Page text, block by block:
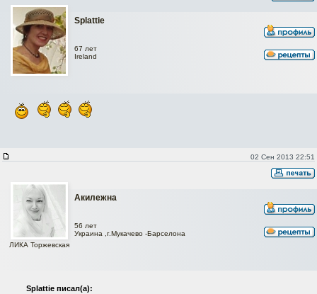
Splattie
67 лет
Ireland
02 Сен 2013 22:51
Акилежна
ЛИКА Торжевская
56 лет
Украина ,г.Мукачево -Барселона
Splattie писал(а):